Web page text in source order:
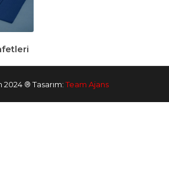
2024 ® Tasarım:Team Ajans